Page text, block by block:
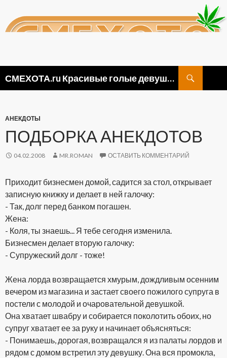
СМЕХОТА.ru Красивые голые девушки, прикольные картинки ню и видео приколы
АНЕКДОТЫ
ПОДБОРКА АНЕКДОТОВ
04.02.2008 MR.ROMAN ОСТАВИТЬ КОММЕНТАРИЙ
Приходит бизнесмен домой, садится за стол, открывает
записную книжку и делает в ней галочку:
- Так, долг перед банком погашен.
Жена:
- Коля, ты знаешь... Я тебе сегодня изменила.
Бизнесмен делает вторую галочку:
- Супружеский долг - тоже!
Жена лорда возвращается хмурым, дождливым осенним
вечером из магазина и застает своего пожилого супруга в
постели с молодой и очаровательной девушкой.
Она хватает швабру и собирается поколотить обоих, но
супруг хватает ее за руку и начинает объясняться:
- Понимаешь, дорогая, возвращался я из палаты лордов и
рядом с домом встретил эту девушку. Она вся промокла,